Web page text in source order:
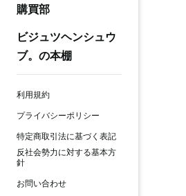
購買部
ビジュツヘンシュウ
ブ。の本棚
利用規約
プライバシーポリシー
特定商取引法に基づく表記
反社会勢力に対する基本方
針
お問い合わせ